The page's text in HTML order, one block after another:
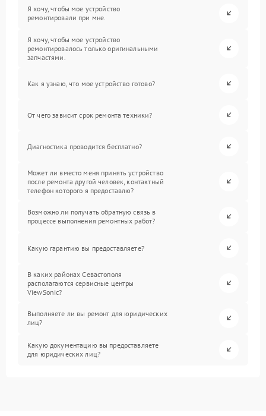
Я хочу, чтобы мое устройство
ремонтировали при мне.
Я хочу, чтобы мое устройство
ремонтировалось только оригинальными
запчастями.
Как я узнаю, что мое устройство готово?
От чего зависит срок ремонта техники?
Диагностика проводится бесплатно?
Может ли вместо меня принять устройство
после ремонта другой человек, контактный
телефон которого я предоставлю?
Возможно ли получать обратную связь в
процессе выполнения ремонтных работ?
Какую гарантию вы предоставляете?
В каких районах Севастополя
располагаются сервисные центры
ViewSonic?
Выполняете ли вы ремонт для юридических
лиц?
Какую документацию вы предоставляете
для юридических лиц?